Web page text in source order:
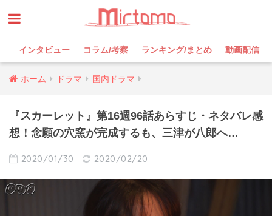
インタビュー コラム/考察 ランキング/まとめ 動画配信
ホーム ドラマ 国内ドラマ
『スカーレット』第16週96話あらすじ・ネタバレ感
想！念願の穴窯が完成するも、三津が八郎へ…
2020/01/30 2020/02/20